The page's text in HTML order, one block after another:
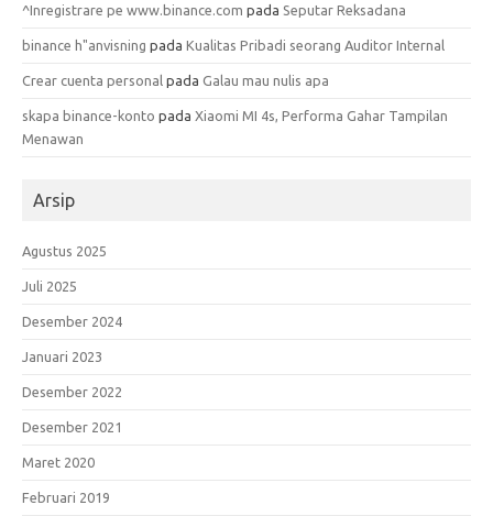
^Inregistrare pe www.binance.com pada Seputar Reksadana
binance h"anvisning pada Kualitas Pribadi seorang Auditor Internal
Crear cuenta personal pada Galau mau nulis apa
skapa binance-konto pada Xiaomi MI 4s, Performa Gahar Tampilan
Menawan
Arsip
Agustus 2025
Juli 2025
Desember 2024
Januari 2023
Desember 2022
Desember 2021
Maret 2020
Februari 2019